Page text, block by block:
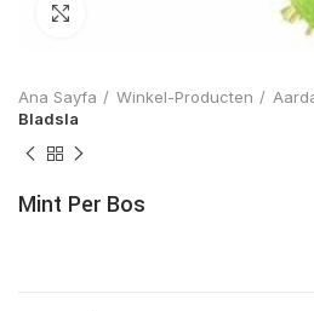
Ana Sayfa Winkel-Producten
Bladsla
Mint Per Bos